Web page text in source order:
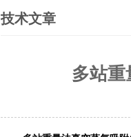
技术文章
多站重